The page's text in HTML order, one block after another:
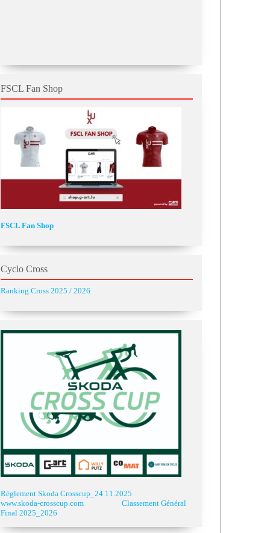
FSCL Fan Shop
FSCL Fan Shop
Cyclo Cross
Ranking Cross 2025 / 2026
Règlement Skoda Crosscup_24.11.2025
www.skoda-crosscup.com
Classement Général
Final 2025_2026